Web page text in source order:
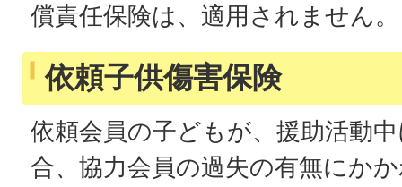
償責任保険は、適用されません。
依頼子供傷害保険
依頼会員の子どもが、援助活動
合、協力会員の過失の有無にか